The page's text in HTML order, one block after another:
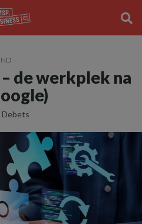
de werkplek na
Debets